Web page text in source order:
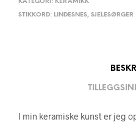
KATEGORI: KERAMIKK
STIKKORD: LINDESNES, SJELESØRGER
I min keramiske kunst er jeg